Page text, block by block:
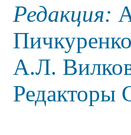
Редакция:
А.Л.
Редакторы